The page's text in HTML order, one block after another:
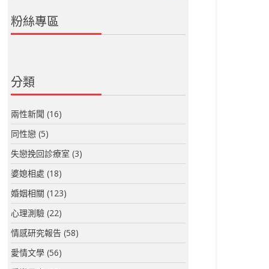
粉絲專區
分類
兩性新聞 (16)
同性戀(5)
失戀挽回診療室 (3)
婆媳相處 (18)
婚姻相關 (123)
心理測驗(22)
情感研究報告(58)
愛情文學(56)